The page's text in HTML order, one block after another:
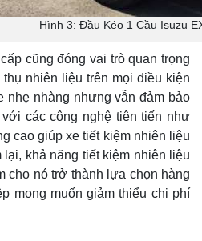
Hình 3: Đầu Kéo 1 Cầu Isuzu
cũng đóng vai trò quan trọng
nhiên liệu trên mọi điều kiện
nhẹ nhàng nhưng vẫn đảm bảo
các công nghệ tiên tiến như
cao giúp xe tiết kiệm nhiên liệu
lại, khả năng tiết kiệm nhiên liệu
cho nó trở thành lựa chọn hàng
mong muốn giảm thiểu chi phí